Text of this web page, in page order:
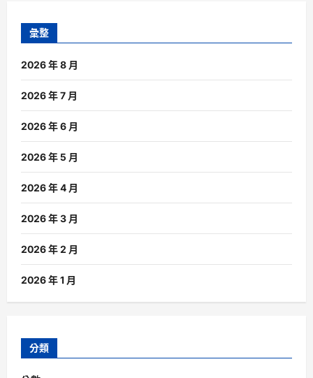
彙整
2026 年 8 月
2026 年 7 月
2026 年 6 月
2026 年 5 月
2026 年 4 月
2026 年 3 月
2026 年 2 月
2026 年 1 月
分類